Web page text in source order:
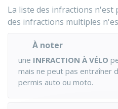
La liste des infractions n'est
des infractions multiples
À noter
une INFRACTION À VÉLO
mais ne peut pas entraîner
permis auto ou moto.